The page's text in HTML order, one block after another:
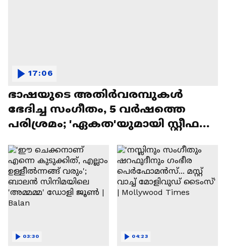
ഭാഷയുടെ അതിർവരമ്പുകൾ
ഭേദിച്ച സംഗീതം, 5 വർഷത്തെ
പരിശ്രമം; 'ഏകത'യുമായി സ്റ്റീഫൻ
17:06
03:30 04:23